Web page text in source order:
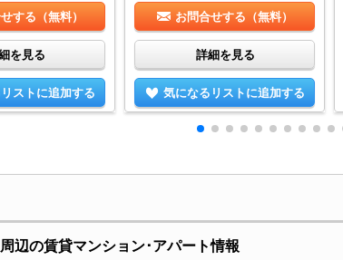
する（無料）
を見る
ストに追加する
お問合せする（無料）
詳細を見る
気になるリストに追加する
辺の賃貸マンション･アパート情報